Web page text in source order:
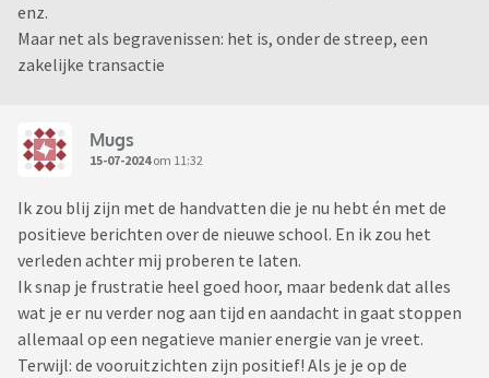
enz.
Maar net als begravenissen: het is, onder de streep, een
zakelijke transactie
Mugs
15-07-2024om 11:32
Ik zou blij zijn met de handvatten die je nu hebt én met de
positieve berichten over de nieuwe school. En ik zou het
verleden achter mij proberen te laten.
Ik snap je frustratie heel goed hoor, maar bedenk dat alles
wat je er nu verder nog aan tijd en aandacht in gaat stoppen
allemaal op een negatieve manier energie van je vreet.
Terwijl: de vooruitzichten zijn positief! Als je je op de